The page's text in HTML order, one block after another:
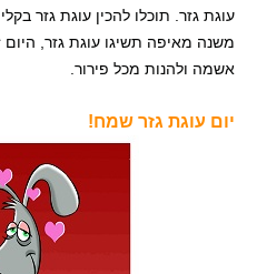
עוגת גזר. תוכלו להכין עוגת גזר
משנה מאיפה תשיגו עוגת גזר, היום
אשמה ולהנות מכל פירור.
יום עוגת גזר שמח!